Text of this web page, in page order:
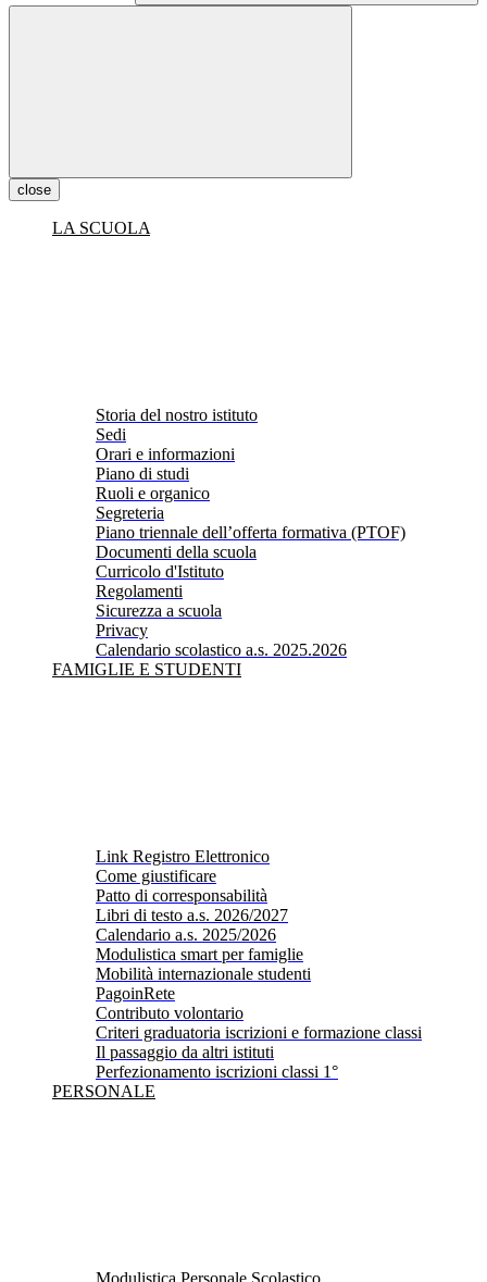
close
LA SCUOLA
Storia del nostro istituto
Sedi
Orari e informazioni
Piano di studi
Ruoli e organico
Segreteria
Piano triennale dell’offerta formativa (PTOF)
Documenti della scuola
Curricolo d'Istituto
Regolamenti
Sicurezza a scuola
Privacy
Calendario scolastico a.s. 2025.2026
FAMIGLIE E STUDENTI
Link Registro Elettronico
Come giustificare
Patto di corresponsabilità
Libri di testo a.s. 2026/2027
Calendario a.s. 2025/2026
Modulistica smart per famiglie
Mobilità internazionale studenti
PagoinRete
Contributo volontario
Criteri graduatoria iscrizioni e formazione classi
Il passaggio da altri istituti
Perfezionamento iscrizioni classi 1°
PERSONALE